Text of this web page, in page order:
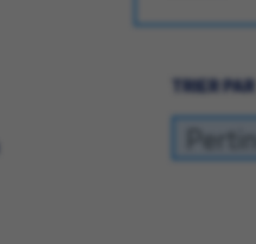
TRIER PAR